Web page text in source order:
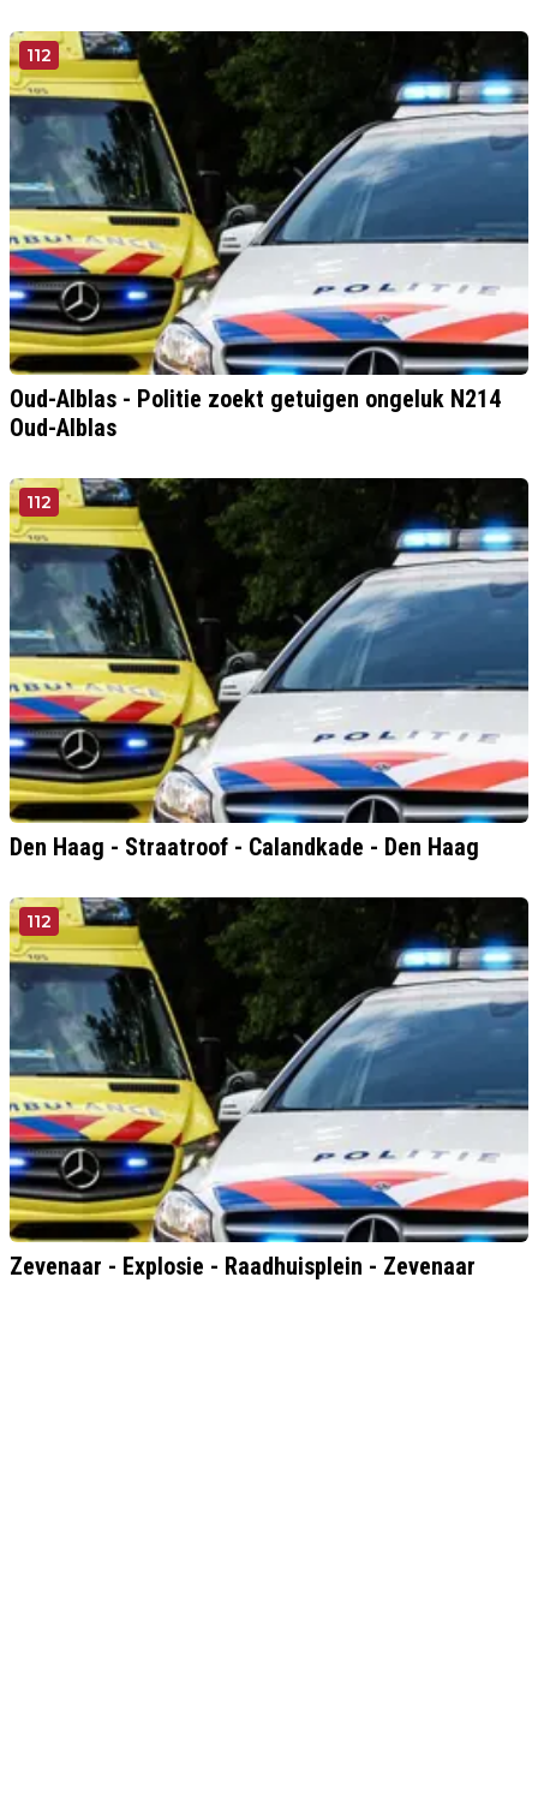
112
Oud-Alblas - Politie zoekt getuigen ongeluk N214
Oud-Alblas
112
Den Haag - Straatroof - Calandkade - Den Haag
112
Zevenaar - Explosie - Raadhuisplein - Zevenaar